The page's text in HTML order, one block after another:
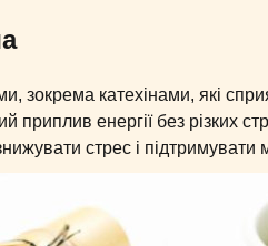
зокрема катехінами, які
приплив енергії без різких
стрес і підтримувати